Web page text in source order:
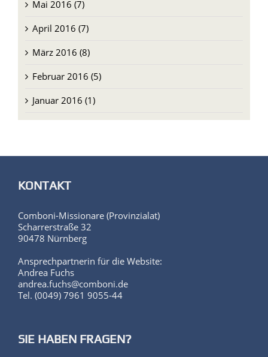
Mai 2016 (7)
April 2016 (7)
März 2016 (8)
Februar 2016 (5)
Januar 2016 (1)
KONTAKT
Comboni-Missionare (Provinzialat)
Scharrerstraße 32
90478 Nürnberg
Ansprechpartnerin für die Website:
Andrea Fuchs
andrea.fuchs@comboni.de
Tel. (0049) 7961 9055-44
SIE HABEN FRAGEN?